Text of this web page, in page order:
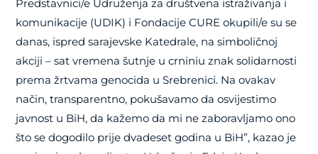
Predstavnici/e Udruženja za društvena istraživanja i
komunikacije (UDIK) i Fondacije CURE okupili/e su se
danas, ispred sarajevske Katedrale, na simboličnoj
akciji – sat vremena šutnje u crniniu znak solidarnosti
prema žrtvama genocida u Srebrenici. Na ovakav
način, transparentno, pokušavamo da osvijestimo
javnost u BiH, da kažemo da mi ne zaboravljamo ono
što se dogodilo prije dvadeset godina u BiH”, kazao je